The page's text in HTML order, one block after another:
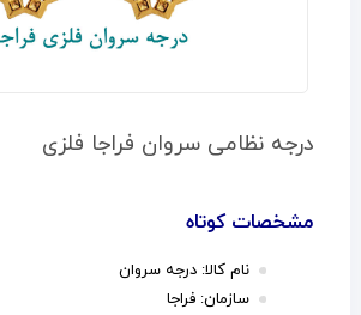
درجه نظامی سروان فراجا فلزی
مشخصات کوتاه
نام کالا: درجه سروان
سازمان: فراجا